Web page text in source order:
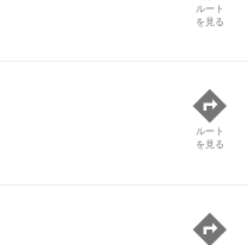
ルート
を見る
ルート
を見る